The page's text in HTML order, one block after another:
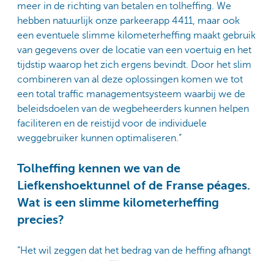
meer in de richting van betalen en tolheffing. We
hebben natuurlijk onze parkeerapp 4411, maar ook
een eventuele slimme kilometerheffing maakt gebruik
van gegevens over de locatie van een voertuig en het
tijdstip waarop het zich ergens bevindt. Door het slim
combineren van al deze oplossingen komen we tot
een total traffic managementsysteem waarbij we de
beleidsdoelen van de wegbeheerders kunnen helpen
faciliteren en de reistijd voor de individuele
weggebruiker kunnen optimaliseren.”
Tolheffing kennen we van de
Liefkenshoektunnel of de Franse péages.
Wat is een slimme kilometerheffing
precies?
“Het wil zeggen dat het bedrag van de heffing afhangt